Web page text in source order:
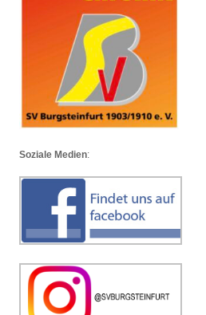
Soziale Medien: